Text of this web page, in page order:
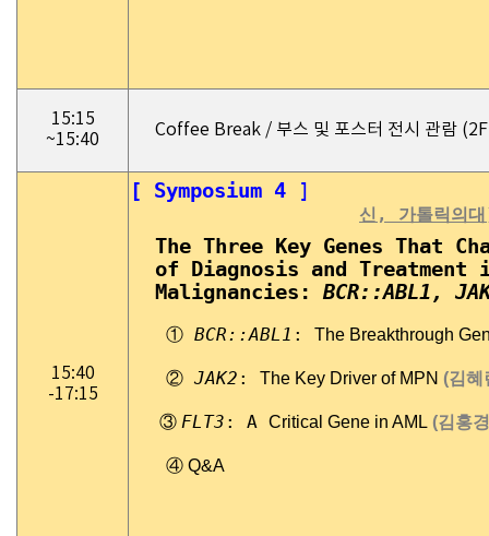
15:15
~15:40
Coffee Break / 부스 및 포스터 전시 관람
15:40
-17:15
[ Symposium 4
신, 가톨릭의
The Three Key Genes That
of Diagnosis and Treatment
Malignancies: BCR::ABL1,
① BCR::ABL1 : The Breakthrough
② JAK2 : The Key Driver of MPN (김혜
③ FLT3 : A Critical Gene in AML (김홍
④ Q&A